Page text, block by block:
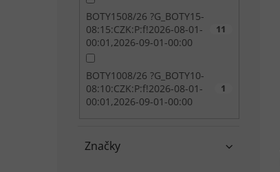
BOTY1508/26 ?G_BOTY15-
08:15:CZK:P:f!2026-08-01-
00:01,2026-09-01-00:00
11
BOTY1008/26 ?G_BOTY10-
08:10:CZK:P:f!2026-08-01-
00:01,2026-09-01-00:00
1
Značky